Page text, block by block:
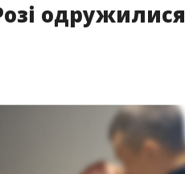
одружилися